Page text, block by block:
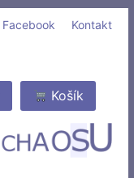
Kontakt
Facebook
Košík